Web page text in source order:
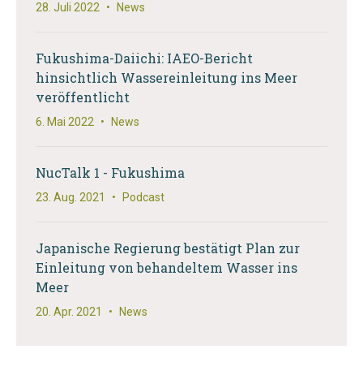
28. Juli 2022 • News
Fukushima-Daiichi: IAEO-Bericht
hinsichtlich Wassereinleitung ins Meer
veröffentlicht
6. Mai 2022 • News
NucTalk 1 - Fukushima
23. Aug. 2021 • Podcast
Japanische Regierung bestätigt Plan zur
Einleitung von behandeltem Wasser ins
Meer
20. Apr. 2021 • News